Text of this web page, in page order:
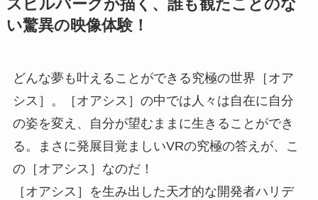
スピルバーグが描く、誰も観たことのな
い驚異の映像体験！
どんな夢も叶えることができる究極の世界［オア
シス］。［オアシス］の中では人々は自在に自分
の姿を変え、自分が望むままに生きることができ
る。まさに発展目覚ましいVRの究極の答えが、こ
の［オアシス］なのだ！
［オアシス］を生み出した天才的な開発者ハリデ